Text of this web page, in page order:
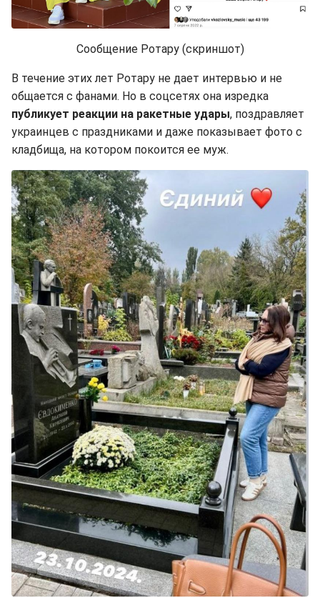
Сообщение Ротару (скриншот)
В течение этих лет Ротару не дает интервью и не
общается с фанами. Но в соцсетях она изредка
публикует реакции на ракетные удары, поздравляет
украинцев с праздниками и даже показывает фото с
кладбища, на котором покоится ее муж.